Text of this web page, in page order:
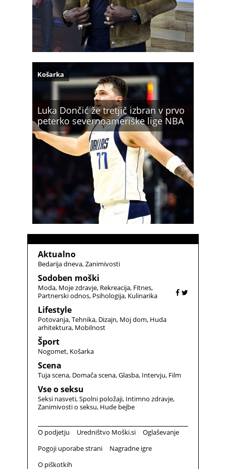
Luka Dončić že tretjič izbran v prvo
peterko severnoameriške lige NBA
Košarka
Aktualno
Bedarija dneva Zanimivosti
Sodoben moški
Moda Moje zdravje Rekreacija Fitnes
Partnerski odnos Psihologija Kulinarika
Lifestyle
Potovanja Tehnika Dizajn Moj dom Huda
arhitektura Mobilnost
Šport
Nogomet Košarka
Scena
Tuja scena Domača scena Glasba Intervju Film
Vse o seksu
Seksi nasveti Spolni položaji Intimno zdravje
Zanimivosti o seksu Hude bejbe
O podjetju Uredništvo Moški.si
Oglaševanje
Pogoji uporabe strani
Nagradne igre
O piškotkih